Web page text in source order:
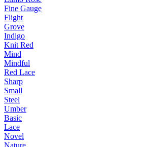
Fine Gauge
Flight
Grove
Indigo
Knit Red
Mind
Mindful
Red Lace
Sharp
Small
Steel
Umber
Basic
Lace
Novel
Nature